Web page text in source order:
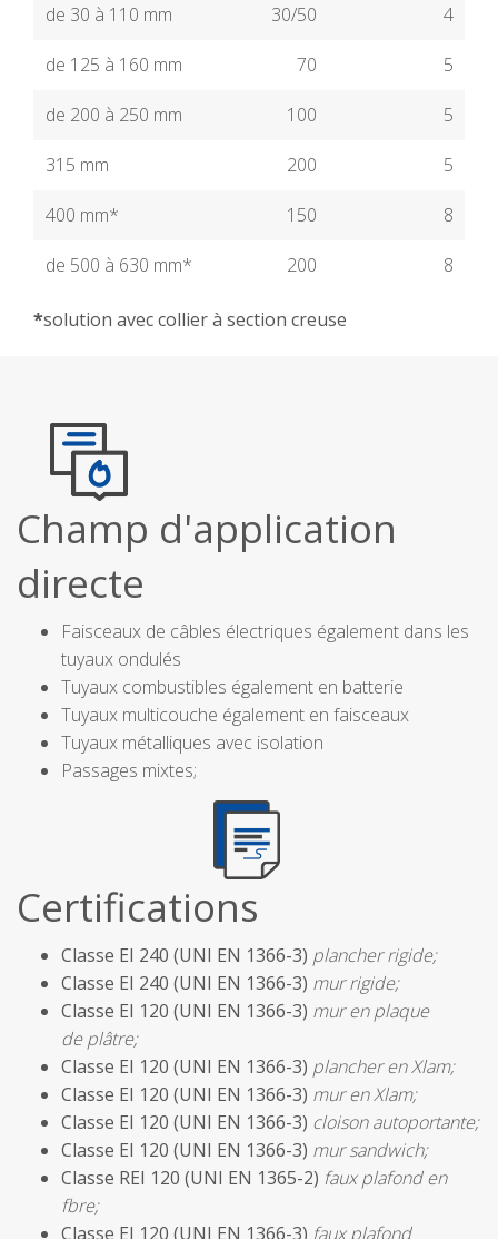
de 30 à 110 mm 30/50 4
de 125 à 160 mm 70 5
de 200 à 250 mm 100 5
315 mm 200 5
400 mm* 150 8
de 500 à 630 mm* 200 8
*solution avec collier à section creuse
Champ d'application
directe
Faisceaux de câbles électriques également dans les
tuyaux ondulés
Tuyaux combustibles également en batterie
Tuyaux multicouche également en faisceaux
Tuyaux métalliques avec isolation
Passages mixtes;
Certifications
Classe EI 240 (UNI EN 1366-3) plancher rigide;
Classe EI 240 (UNI EN 1366-3) mur rigide;
Classe EI 120 (UNI EN 1366-3) mur en plaque
de plâtre;
Classe EI 120 (UNI EN 1366-3) plancher en Xlam;
Classe EI 120 (UNI EN 1366-3) mur en Xlam;
Classe EI 120 (UNI EN 1366-3) cloison autoportante;
Classe EI 120 (UNI EN 1366-3) mur sandwich;
Classe REI 120 (UNI EN 1365-2) faux plafond en
fbre;
Classe EI 120 (UNI EN 1366-3) faux plafond